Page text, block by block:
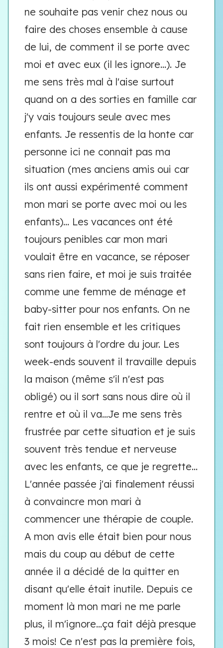
ne souhaite pas venir chez nous ou
faire des choses ensemble à cause
de lui, de comment il se porte avec
moi et avec eux (il les ignore...). Je
me sens très mal à l'aise surtout
quand on a des sorties en famille car
j'y vais toujours seule avec mes
enfants. Je ressentis de la honte car
personne ici ne connait pas ma
situation (mes anciens amis oui car
ils ont aussi expérimenté comment
mon mari se porte avec moi ou les
enfants)... Les vacances ont été
toujours penibles car mon mari
voulait être en vacance, se réposer
sans rien faire, et moi je suis traitée
comme une femme de ménage et
baby-sitter pour nos enfants. On ne
fait rien ensemble et les critiques
sont toujours à l'ordre du jour. Les
week-ends souvent il travaille depuis
la maison (même s'il n'est pas
obligé) ou il sort sans nous dire où il
rentre et où il va...Je me sens très
frustrée par cette situation et je suis
souvent très tendue et nerveuse
avec les enfants, ce que je regrette...
L'année passée j'ai finalement réussi
à convaincre mon mari à
commencer une thérapie de couple.
A mon avis elle était bien pour nous
mais du coup au début de cette
année il a décidé de la quitter en
disant qu'elle était inutile. Depuis ce
moment là mon mari ne me parle
plus, il m'ignore...ça fait déjà presque
3 mois! Ce n'est pas la première fois,